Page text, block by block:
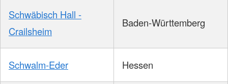
Schwäbisch Hall -
Crailsheim
Baden-Württemberg
Schwalm-Eder Hessen